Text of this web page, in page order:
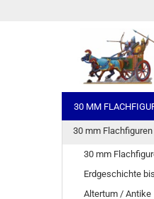
30 MM
30 mm Flachfiguren
30 mm
Erdgeschichte
Altertum / Antike